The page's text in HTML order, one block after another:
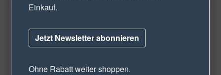
27980)
1,05 €
Einkauf.
Jetzt Newsletter abonnieren
Ohne Rabatt weiter shoppen.